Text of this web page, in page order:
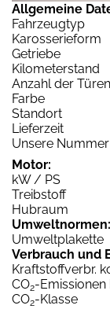
Allgemeine
Fahrzeugtyp
Karosserieform
Getriebe
Kilometerstand
Anzahl der Türen
Farbe
Standort
Lieferzeit
Unsere Nummer
Motor:
kW / PS
Treibstoff
Hubraum
Umweltnormen:
Umweltplakette
Verbrauch und
Kraftstoffverbr.
CO2-Emissionen
CO2-Klasse